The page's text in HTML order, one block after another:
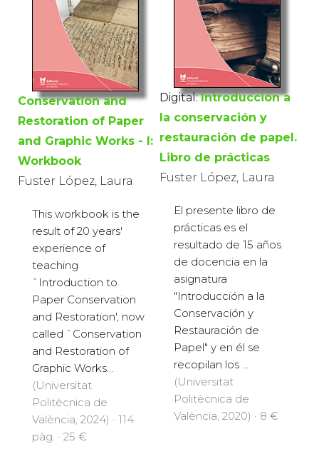
Conservation and
Restoration of Paper
and Graphic Works - I:
Workbook
Fuster López, Laura
This workbook is the
result of 20 years'
experience of
teaching
`Introduction to
Paper Conservation
and Restoration', now
called `Conservation
and Restoration of
Graphic Works...
(Universitat
Politècnica de
València, 2024) · 114
pàg. · 25 €
Digital: Introducción a
la conservación y
restauración de papel.
Libro de prácticas
Fuster López, Laura
El presente libro de
prácticas es el
resultado de 15 años
de docencia en la
asignatura
"Introducción a la
Conservación y
Restauración de
Papel" y en él se
recopilan los ...
(Universitat
Politècnica de
València, 2020) · 8 €